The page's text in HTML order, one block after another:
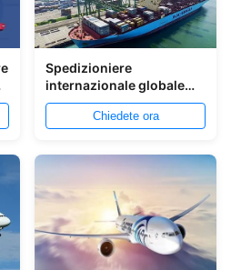
Spedizioniere
internazionale globale
dell'aria
Chiedete ora